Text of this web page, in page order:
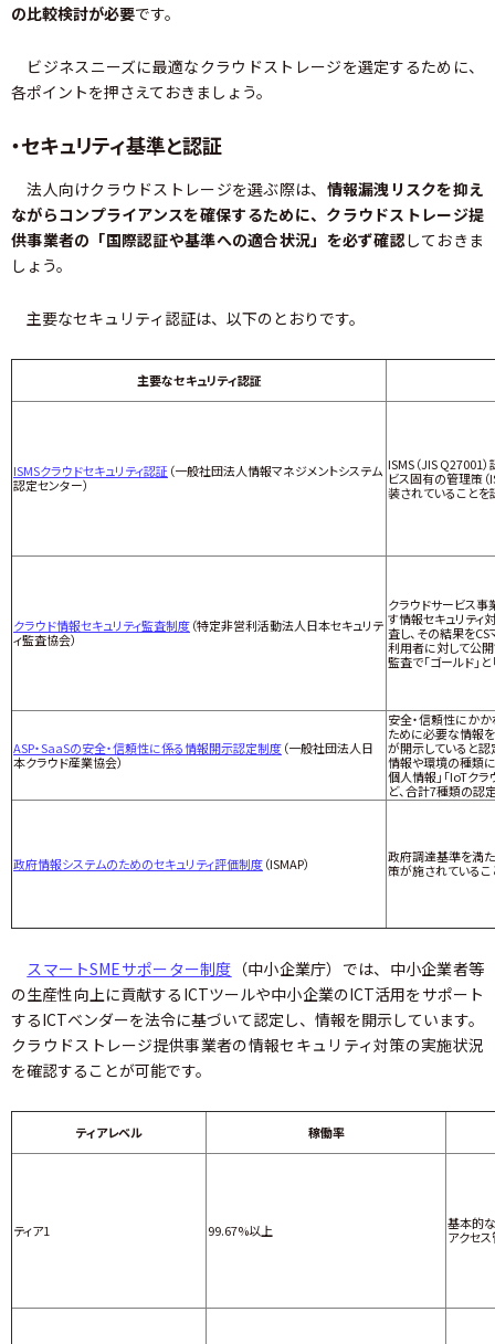
の比較検討が必要です。
ビジネスニーズに最適なクラウドストレージを選定するために、
各ポイントを押さえておきましょう。
・セキュリティ基準と認証
法人向けクラウドストレージを選ぶ際は、 情報漏洩リスクを抑え
ながらコンプライアンスを確保するために、クラウドストレージ提
供事業者の「国際認証や基準への適合状況」を必ず確認しておきま
しょう。
主要なセキュリティ認証は、以下のとおりです。
主要なセキュリティ認証
ISMSクラウドセキュリティ認証 （一般社団法人情報マネジメントシステム
認定センター）
ISMS（JIS Q27001
ビス固有の管理策
装されていることを
クラウド情報セキュリティ監査制度（特定非営利活動法人日本セキュリテ
ィ監査協会）
クラウドサービス
す情報セキュリティ
査し、その結果を
利用者に対して公
監査で「ゴールド」
ASP・SaaSの安全・信頼性に係る情報開示認定制度（一般社団法人日
本クラウド産業協会）
安全・信頼性にかか
ために必要な情報
が開示していると認
情報や環境の種類に
個人情報」「IoTクラ
ど、合計7種類の認
政府情報システムのためのセキュリティ評価制度（ISMAP）
政府調達基準を満
策が施されている
スマートSMEサポーター制度 （中小企業庁）では、中小企業者等
の生産性向上に貢献するICTツールや中小企業のICT活用をサポート
するICTベンダーを法令に基づいて認定し、情報を開示しています。
クラウドストレージ提供事業者の情報セキュリティ対策の実施状況
を確認することが可能です。
ティアレベル 稼働率
ティア1 99.67%以上
基本的
アクセ